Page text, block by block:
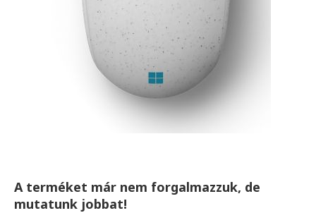
A terméket már nem forgalmazzuk, de
mutatunk jobbat!